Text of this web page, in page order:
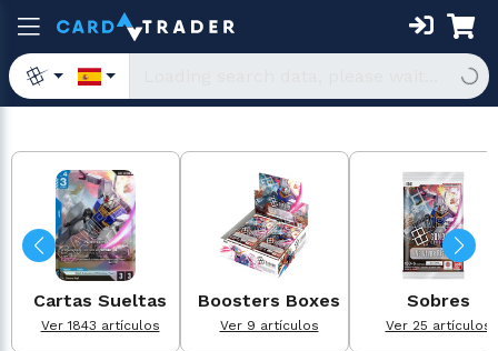
Cartas Sueltas
Ver 1843 artículos
Boosters Boxes
Ver 9 artículos
Sobres
Ver 25 artículos